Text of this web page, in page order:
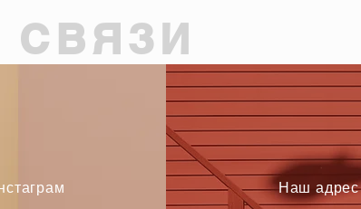
Наш адрес